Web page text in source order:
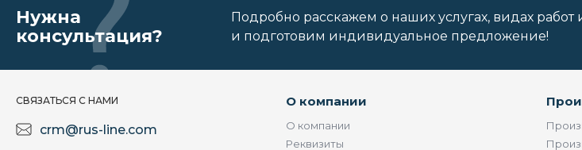
Нужна
консультация?
Подробно расскажем о наших услугах, видах работ
и подготовим индивидуальное предложение!
СВЯЗАТЬСЯ С НАМИ
crm@rus-line.com
О компании
О компании
Реквизиты